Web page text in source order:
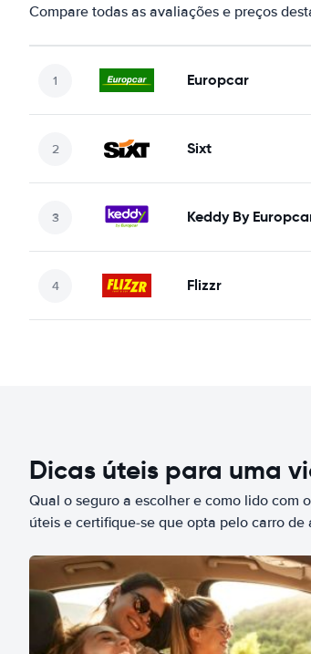
Compare todas as avaliações e preços
Europcar
Sixt
Keddy By
Flizzr
Dicas úteis para uma
Qual o seguro a escolher e como lido com
úteis e certifique-se que opta pelo carro